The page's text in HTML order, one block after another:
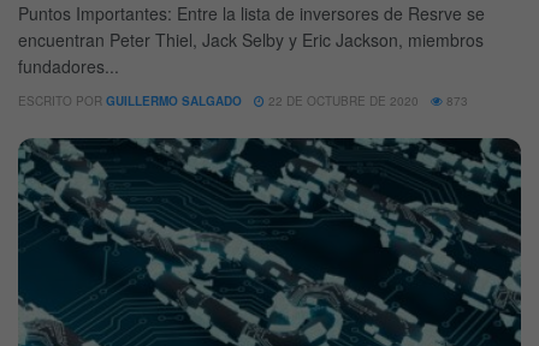
Puntos Importantes: Entre la lista de inversores de Resrve se
encuentran Peter Thiel, Jack Selby y Eric Jackson, miembros
fundadores...
ESCRITO POR GUILLERMO SALGADO 22 DE OCTUBRE DE 2020 873